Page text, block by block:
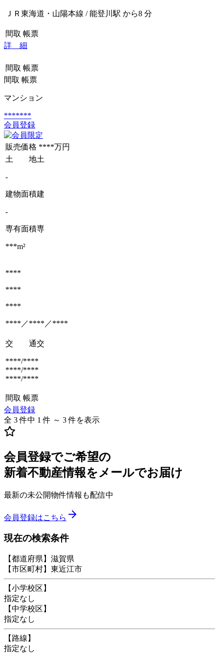
ＪＲ東海道・山陽本線 / 能登川駅 から8 分
間取 帳票
詳 細
間取 帳票
間取 帳票
マンション
*******
会員登録
販売価格 ****万円
土 地土
-
建物面積建
-
専有面積専
***m²
****
****
****
****／****／****
交 通交
****/****
****/****
****/****
間取 帳票
会員登録
全 3 件中 1 件 ～ 3 件を表示
会員登録でご希望の
新着不動産情報をメールでお届け
最新の未公開物件情報も配信中
会員登録はこちら
現在の検索条件
【都道府県】滋賀県
【市区町村】東近江市
【小学校区】
指定なし
【中学校区】
指定なし
【路線】
指定なし